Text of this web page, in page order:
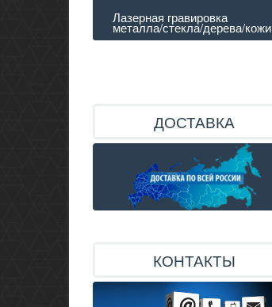
Лазерная гравировка
металла/стекла/дерева/кожи
ДОСТАВКА
КОНТАКТЫ